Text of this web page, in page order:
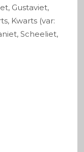
Gustaviet,
Kwarts (var:
Scheeliet,